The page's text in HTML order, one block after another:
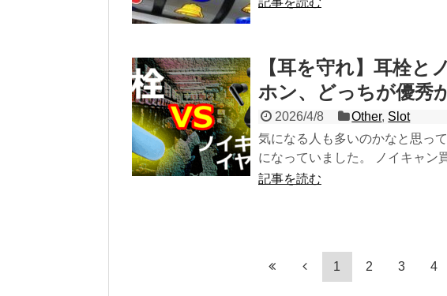
【耳を守れ】耳栓
ホン、どっちが優秀
2026/4/8 Other, Slot
気になる人も多いのかなと思っ
になっていました。 ノイキャン
記事を読む
1 2 3 4